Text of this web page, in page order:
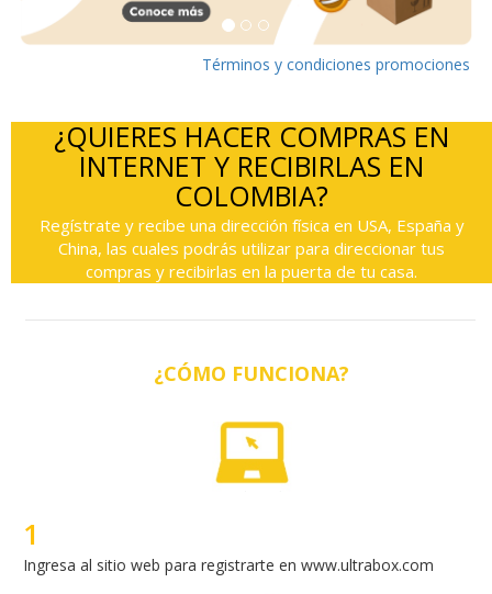
Términos y condiciones promociones
¿QUIERES HACER COMPRAS EN
INTERNET Y RECIBIRLAS EN
COLOMBIA?
Regístrate y recibe una dirección física en USA, España y
China, las cuales podrás utilizar para direccionar tus
compras y recibirlas en la puerta de tu casa.
¿CÓMO FUNCIONA?
1
Ingresa al sitio web para registrarte en www.ultrabox.com